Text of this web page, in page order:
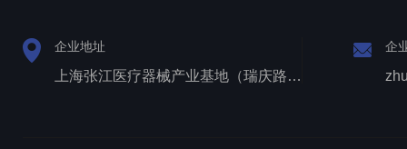
企业地址
上海张江医疗器械产业基地（瑞庆路528号）
企